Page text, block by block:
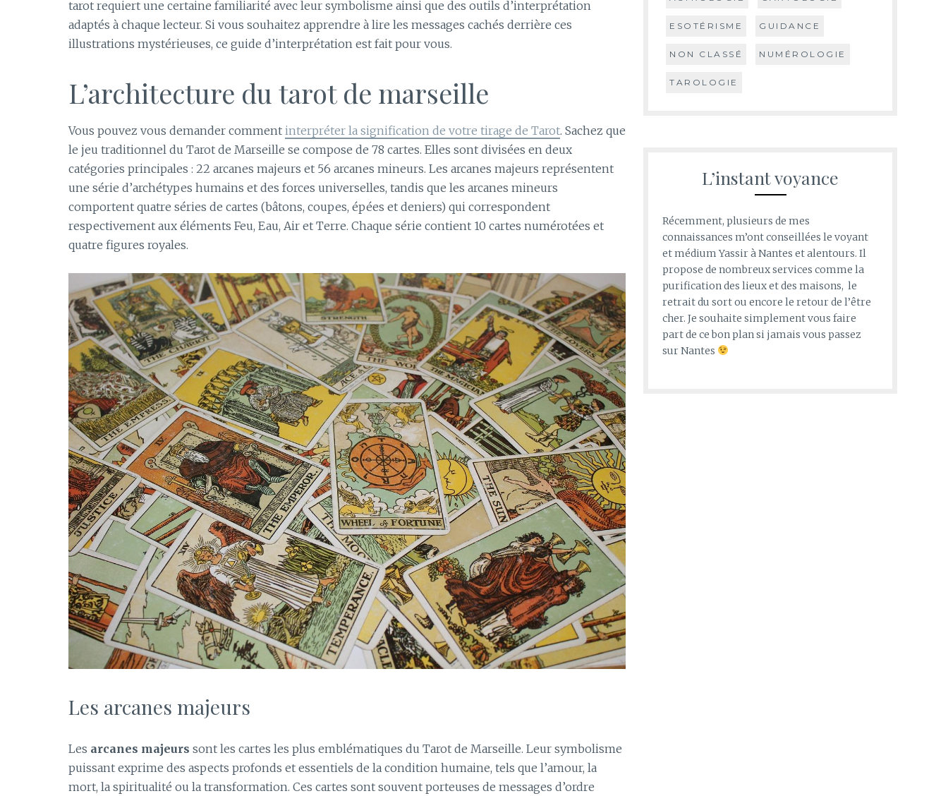
tarot requiert une certaine familiarité avec leur symbolisme ainsi que des outils d’interprétation
adaptés à chaque lecteur. Si vous souhaitez apprendre à lire les messages cachés derrière ces
illustrations mystérieuses, ce guide d’interprétation est fait pour vous.
L’architecture du tarot de marseille
Vous pouvez vous demander comment interpréter la signification de votre tirage de Tarot. Sachez que
le jeu traditionnel du Tarot de Marseille se compose de 78 cartes. Elles sont divisées en deux
catégories principales : 22 arcanes majeurs et 56 arcanes mineurs. Les arcanes majeurs représentent
une série d’archétypes humains et des forces universelles, tandis que les arcanes mineurs
comportent quatre séries de cartes (bâtons, coupes, épées et deniers) qui correspondent
respectivement aux éléments Feu, Eau, Air et Terre. Chaque série contient 10 cartes numérotées et
quatre figures royales.
Les arcanes majeurs
Les arcanes majeurs sont les cartes les plus emblématiques du Tarot de Marseille. Leur symbolisme
puissant exprime des aspects profonds et essentiels de la condition humaine, tels que l’amour, la
mort, la spiritualité ou la transformation. Ces cartes sont souvent porteuses de messages d’ordre
ESOTÉRISME GUIDANCE
NON CLASSÉ NUMÉROLOGIE
TAROLOGIE
L’instant voyance
Récemment, plusieurs de mes
connaissances m’ont conseillées le voyant
et médium Yassir à Nantes et alentours. Il
propose de nombreux services comme la
purification des lieux et des maisons, le
retrait du sort ou encore le retour de l’être
cher. Je souhaite simplement vous faire
part de ce bon plan si jamais vous passez
sur Nantes